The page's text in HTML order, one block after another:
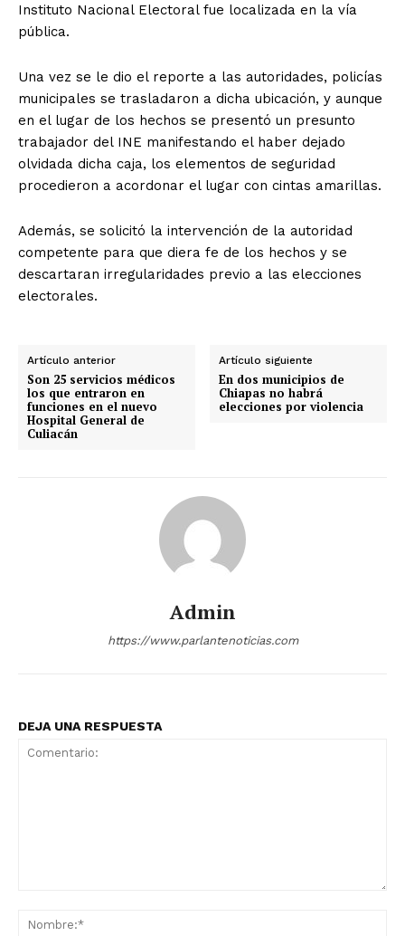
Instituto Nacional Electoral fue localizada en la vía
pública.
Una vez se le dio el reporte a las autoridades, policías
municipales se trasladaron a dicha ubicación, y aunque
en el lugar de los hechos se presentó un presunto
trabajador del INE manifestando el haber dejado
olvidada dicha caja, los elementos de seguridad
procedieron a acordonar el lugar con cintas amarillas.
Además, se solicitó la intervención de la autoridad
competente para que diera fe de los hechos y se
descartaran irregularidades previo a las elecciones
electorales.
Artículo anterior
Son 25 servicios médicos
los que entraron en
funciones en el nuevo
Hospital General de
Culiacán
Artículo siguiente
En dos municipios de
Chiapas no habrá
elecciones por violencia
Admin
https://www.parlantenoticias.com
DEJA UNA RESPUESTA